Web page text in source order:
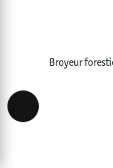
Broyeur
Accessibility View